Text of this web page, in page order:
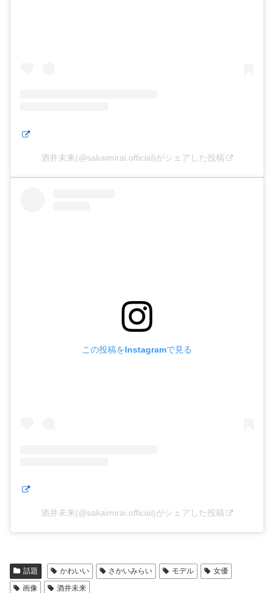
酒井未来(@sakaimirai.official)がシェアした投稿
この投稿をInstagramで見る
酒井未来(@sakaimirai.official)がシェアした投稿
話題 かわいい さかいみらい モデル
女優
画像
酒井未来